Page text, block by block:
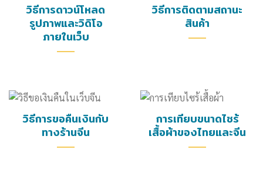
วิธีการดาวน์โหลด
รูปภาพและวิดิโอ
ภายในเว็บ
วิธีการติดตามสถานะ
สินค้า
วิธีการขอคืนเงินกับ
ทางร้านจีน
การเทียบขนาดไซร้
เสื้อผ้าของไทยและจีน